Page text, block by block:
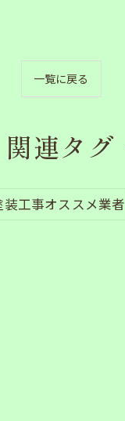
一覧に戻る
関連タグ
装工事オススメ業者